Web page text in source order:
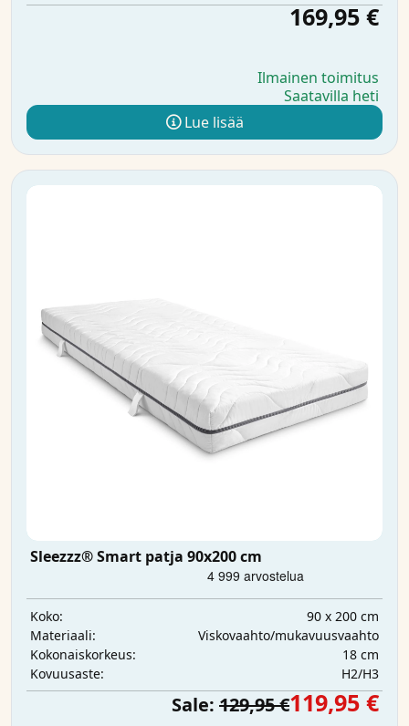
169,95 €
Ilmainen toimitus
Saatavilla heti
Lue lisää
Sleezzz® Smart patja 90x200 cm
Koko:
90 x 200 cm
Materiaali:
Viskovaahto/mukavuusvaahto
Kokonaiskorkeus:
18 cm
Kovuusaste:
H2/H3
Sale: 129,95 €119,95 €